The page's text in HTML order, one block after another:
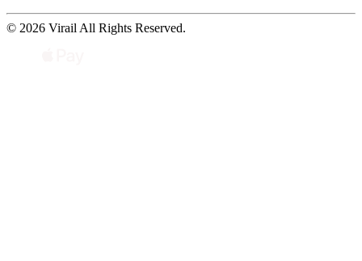
© 2026 Virail All Rights Reserved.